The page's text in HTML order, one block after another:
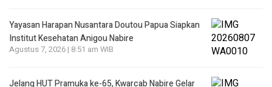
Yayasan Harapan Nusantara Doutou Papua Siapkan
Institut Kesehatan Anigou Nabire
Agustus 7, 2026 | 8:51 am WIB
Jelang HUT Pramuka ke-65, Kwarcab Nabire Gelar